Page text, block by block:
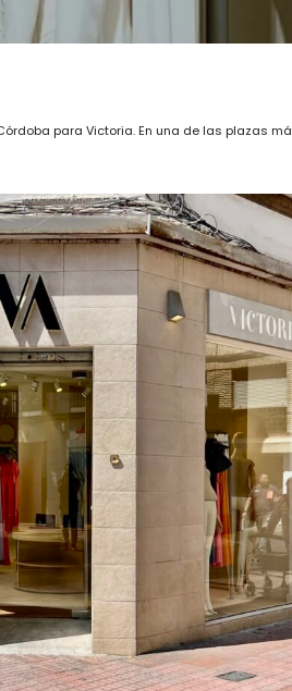
para Victoria. En una de las plazas